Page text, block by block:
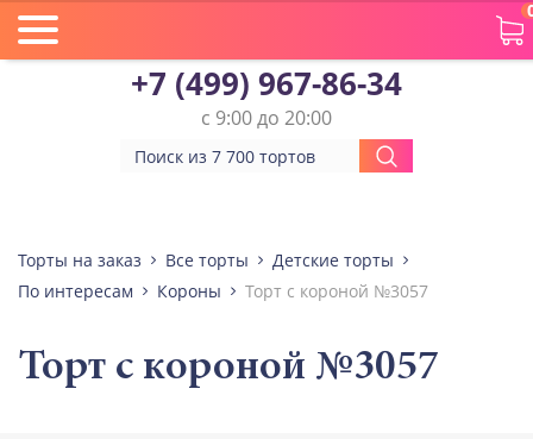
+7 (499) 967-86-34
с 9:00 до 20:00
Торты на заказ Все торты
Детские торты
По интересам
Короны Торт с короной №3057
Торт с короной №3057